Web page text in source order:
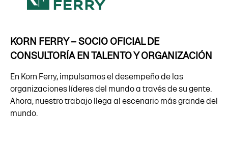
KORN FERRY – SOCIO OFICIAL DE
CONSULTORÍA EN TALENTO Y ORGANIZACIÓN
En Korn Ferry, impulsamos el desempeño de las
organizaciones líderes del mundo a través de su gente.
Ahora, nuestro trabajo llega al escenario más grande del
mundo.